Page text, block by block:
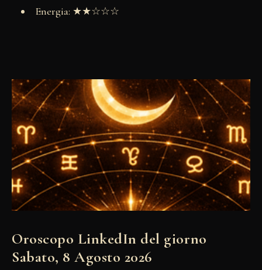
Energia: ★★☆☆☆
Oroscopo LinkedIn del giorno
Sabato, 8 Agosto 2026